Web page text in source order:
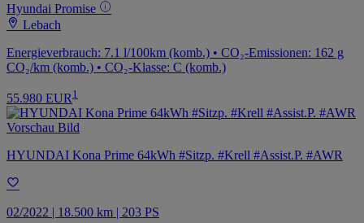
Hyundai Promise
Lebach
Energieverbrauch: 7.1 l/100km (komb.) • CO₂-Emissionen: 162 g
CO₂/km (komb.) • CO₂-Klasse: C (komb.)
55.980 EUR 1
HYUNDAI Kona Prime 64kWh #Sitzp. #Krell #Assist.P. #AWR
02/2022 | 18.500 km | 203 PS